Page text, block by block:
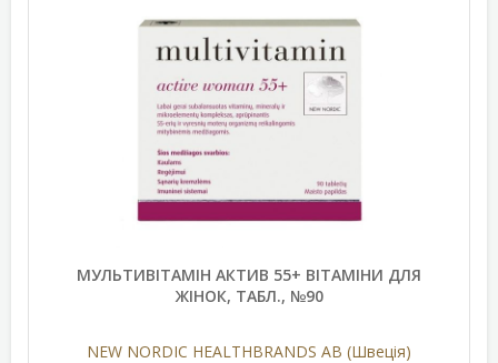
МУЛЬТИВІТАМІН АКТИВ 55+ ВІТАМІНИ ДЛЯ
ЖІНОК, ТАБЛ., №90
NEW NORDIC HEALTHBRANDS AB (Швеція)